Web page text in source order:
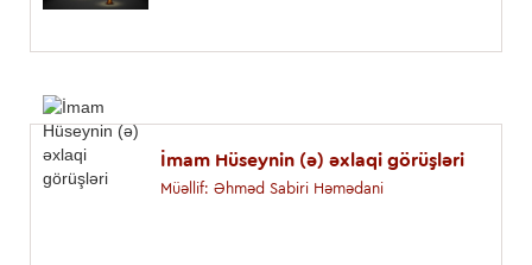
İmam Hüseynin (ə) əxlaqi görüşləri
Müəllif: Əhməd Sabiri Həmədani